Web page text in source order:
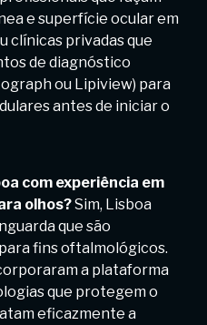
e superfície ocular em
clínicas privadas que
de diagnóstico
ou Lipiview) para
antes de iniciar o
com experiência em
olhos?Sim, Lisboa
que são
fins oftalmológicos.
a plataforma
que protegem o
eficazmente a